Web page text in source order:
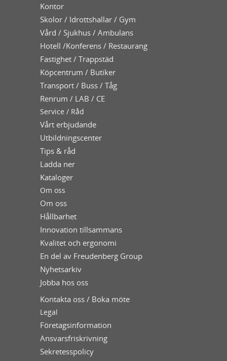
Kontor
Skolor / Idrottshallar / Gym
Vård / Sjukhus / Ambulans
Hotell /Konferens / Restaurang
Fastighet / Trappstäd
Köpcentrum / Butiker
Transport / Buss / Tåg
Renrum / LAB / CE
Service / Råd
Vårt erbjudande
Utbildningscenter
Tips & råd
Ladda ner
Kataloger
Om oss
Om oss
Hållbarhet
Innovation tillsammans
Kvalitet och ergonomi
En del av Freudenberg Group
Nyhetsarkiv
Jobba hos oss
Kontakta oss / Boka möte
Legal
Företagsinformation
Ansvarsfriskrivning
Sekretesspolicy